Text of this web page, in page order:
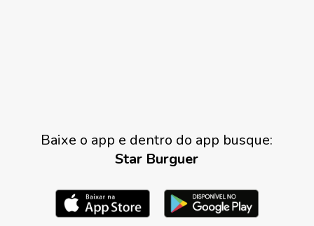
Baixe o app e dentro do app busque:
Star Burguer